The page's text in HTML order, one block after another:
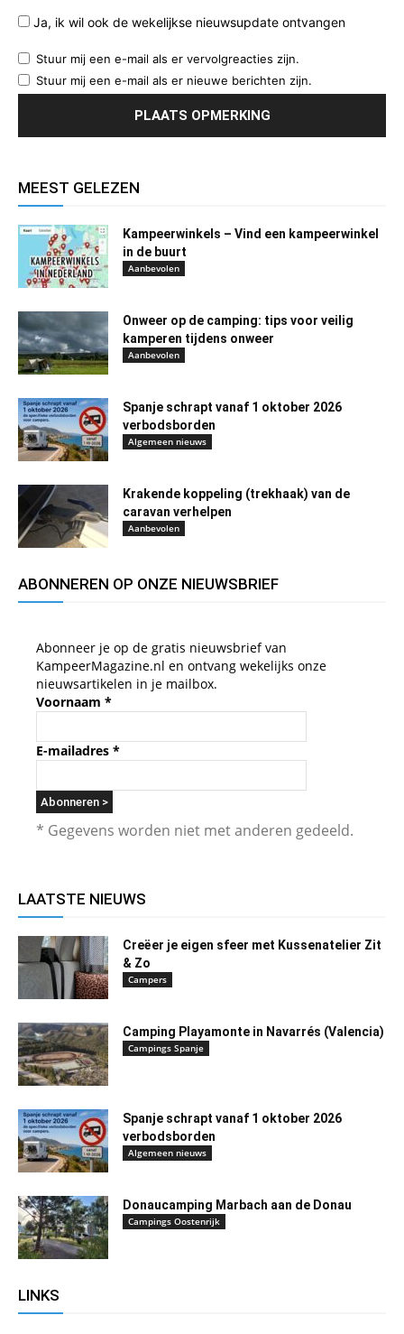
Ja, ik wil ook de wekelijkse nieuwsupdate ontvangen
Stuur mij een e-mail als er vervolgreacties zijn.
Stuur mij een e-mail als er nieuwe berichten zijn.
MEEST GELEZEN
Kampeerwinkels – Vind een kampeerwinkel
in de buurt
Aanbevolen
Onweer op de camping: tips voor veilig
kamperen tijdens onweer
Aanbevolen
Spanje schrapt vanaf 1 oktober 2026
verbodsborden
Algemeen nieuws
Krakende koppeling (trekhaak) van de
caravan verhelpen
Aanbevolen
ABONNEREN OP ONZE NIEUWSBRIEF
Abonneer je op de gratis nieuwsbrief van
KampeerMagazine.nl en ontvang wekelijks onze
nieuwsartikelen in je mailbox.
Voornaam *
E-mailadres *
* Gegevens worden niet met anderen gedeeld.
LAATSTE NIEUWS
Creëer je eigen sfeer met Kussenatelier Zit
& Zo
Campers
Camping Playamonte in Navarrés (Valencia)
Campings Spanje
Spanje schrapt vanaf 1 oktober 2026
verbodsborden
Algemeen nieuws
Donaucamping Marbach aan de Donau
Campings Oostenrijk
LINKS